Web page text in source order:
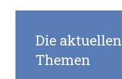
Die aktuellen
Themen